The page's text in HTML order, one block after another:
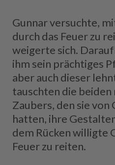
Gunnar versuchte,
durch das Feuer zu
weigerte sich.
ihm sein prächtiges
aber auch dieser
tauschten die
Zaubers, den sie
hatten, ihre
dem Rücken willigte
Feuer zu reiten.